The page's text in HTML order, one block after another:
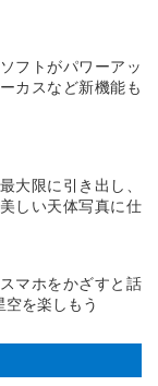
フトがパワーアッ
カスなど新機能も
大限に引き出し、
しい天体写真に仕
マホをかざすと話
を楽しもう